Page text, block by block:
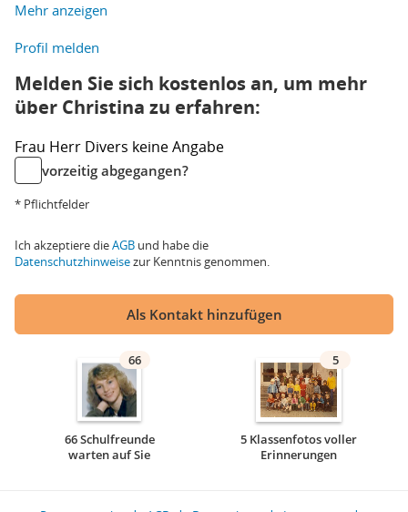
Mehr anzeigen
Profil melden
Melden Sie sich kostenlos an, um mehr
über Christina zu erfahren:
Frau Herr Divers keine Angabe
vorzeitig abgegangen?
* Pflichtfelder
Ich akzeptiere dieAGB und habe die
Datenschutzhinweisezur Kenntnis genommen.
Als Kontakt hinzufügen
66
66 Schulfreunde
warten auf Sie
5
5 Klassenfotos voller
Erinnerungen